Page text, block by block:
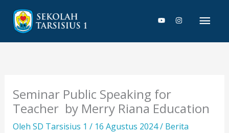
konten
Seminar Public Speaking for
Teacher by Merry Riana Education
Oleh SD Tarsisius 1 / 16 Agustus 2024/ Berita